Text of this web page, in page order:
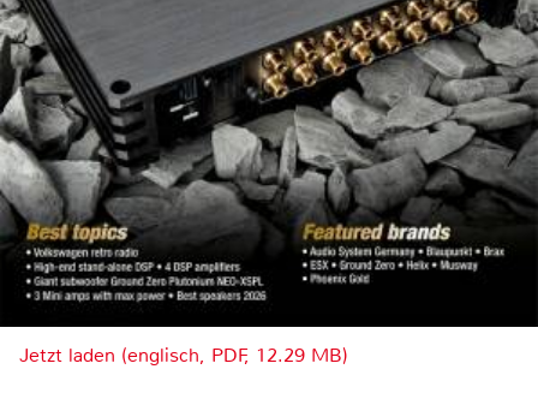
Jetzt laden (englisch, PDF, 12.29 MB)